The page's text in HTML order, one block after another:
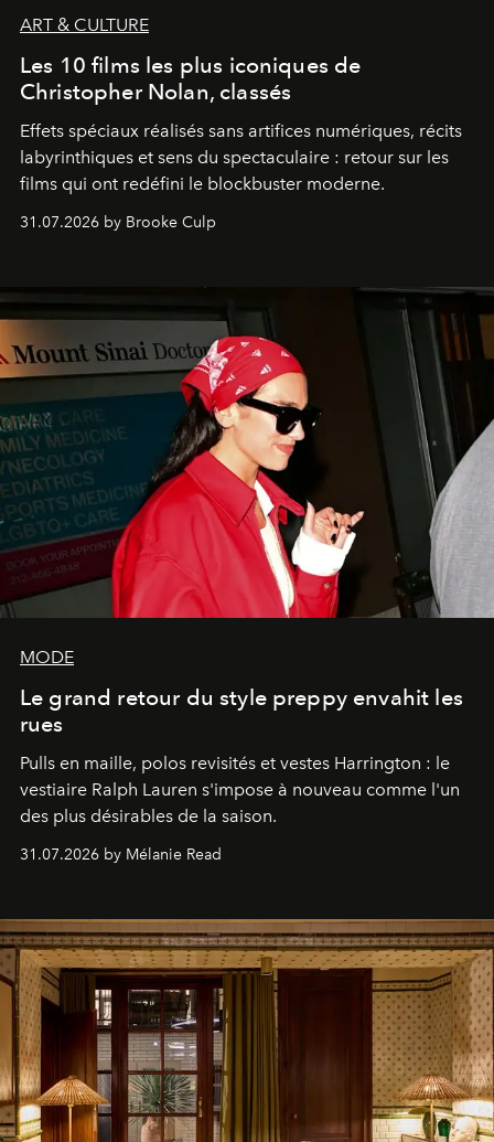
ART & CULTURE
Les 10 films les plus iconiques de
Christopher Nolan, classés
Effets spéciaux réalisés sans artifices numériques, récits
labyrinthiques et sens du spectaculaire : retour sur les
films qui ont redéfini le blockbuster moderne.
31.07.2026 by Brooke Culp
MODE
Le grand retour du style preppy envahit les
rues
Pulls en maille, polos revisités et vestes Harrington : le
vestiaire Ralph Lauren s'impose à nouveau comme l'un
des plus désirables de la saison.
31.07.2026 by Mélanie Read